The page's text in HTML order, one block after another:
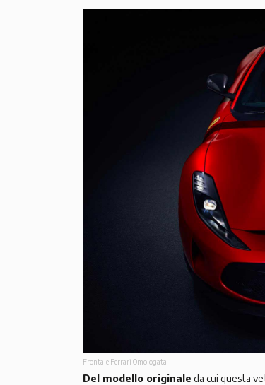
Frontale Ferrari Omologata
Del modello originale da cui questa